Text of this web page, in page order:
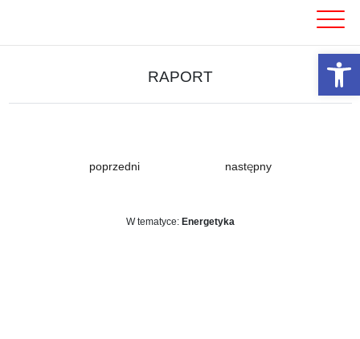
RAPORT
poprzedni następny
W tematyce: Energetyka